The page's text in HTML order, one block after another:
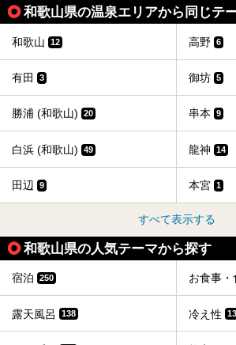
和歌山県の温泉エリアから同じテ
和歌山 12 高野 6
有田 3 御坊 5
勝浦 (和歌山) 20 串本 9
白浜 (和歌山) 49 龍神 14
田辺 9 本宮 1
すべて表示する
和歌山県の人気テーマから探す
宿泊 250 お食事・
露天風呂 138 冷え性